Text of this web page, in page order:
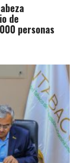
de
personas